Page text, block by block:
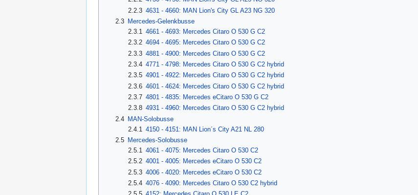
2.2.3 4631 - 4660: MAN Lion's City GL A23 NG 320
2.3
Mercedes-Gelenkbusse
2.3.1 4661 - 4693: Mercedes Citaro O 530 G C2
2.3.2 4694 - 4695: Mercedes Citaro O 530 G C2
2.3.3 4881 - 4900: Mercedes Citaro O 530 G C2
2.3.4 4771 - 4798: Mercedes Citaro O 530 G C2 hybrid
2.3.5 4901 - 4922: Mercedes Citaro O 530 G C2 hybrid
2.3.6 4601 - 4624: Mercedes Citaro O 530 G C2 hybrid
2.3.7 4801 - 4835: Mercedes eCitaro O 530 G C2
2.3.8 4931 - 4960: Mercedes Citaro O 530 G C2 hybrid
2.4 MAN-Solobusse
2.4.1
4150 - 4151: MAN Lion´s City A21 NL 280
2.5
Mercedes-Solobusse
2.5.1 4061 - 4075: Mercedes Citaro O 530 C2
2.5.2 4001 - 4005: Mercedes eCitaro O 530 C2
2.5.3 4006 - 4020: Mercedes eCitaro O 530 C2
2.5.4 4076 - 4090: Mercedes Citaro O 530 C2 hybrid